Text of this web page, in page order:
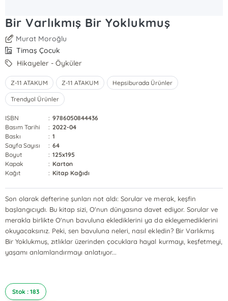
Bir Varlıkmış Bir Yoklukmuş
Murat Moroğlu
Timaş Çocuk
Hikayeler - Öyküler
Z-11 ATAKUM Z-11 ATAKUM Hepsiburada Ürünler
Trendyol Ürünler
ISBN : 9786050844436
Basım Tarihi
: 2022-04
Baskı
: 1
Sayfa Sayısı
: 64
Boyut
: 125x195
Kapak
: Karton
Kağıt
: Kitap Kağıdı
Son olarak defterine şunları not aldı: Sorular ve merak, keşfin
başlangıcıydı. Bu kitap sizi, O'nun dünyasına davet ediyor. Sorular ve
merakla birlikte O'nun bavuluna eklediklerini ya da ekleyemediklerini
okuyacaksınız. Peki, sen bavuluna neleri, nasıl ekledin? Bir Varlıkmış
Bir Yoklukmuş, zıtlıklar üzerinden çocuklara hayal kurmayı, keşfetmeyi,
yaşamı anlamlandırmayı anlatıyor...
Stok : 183